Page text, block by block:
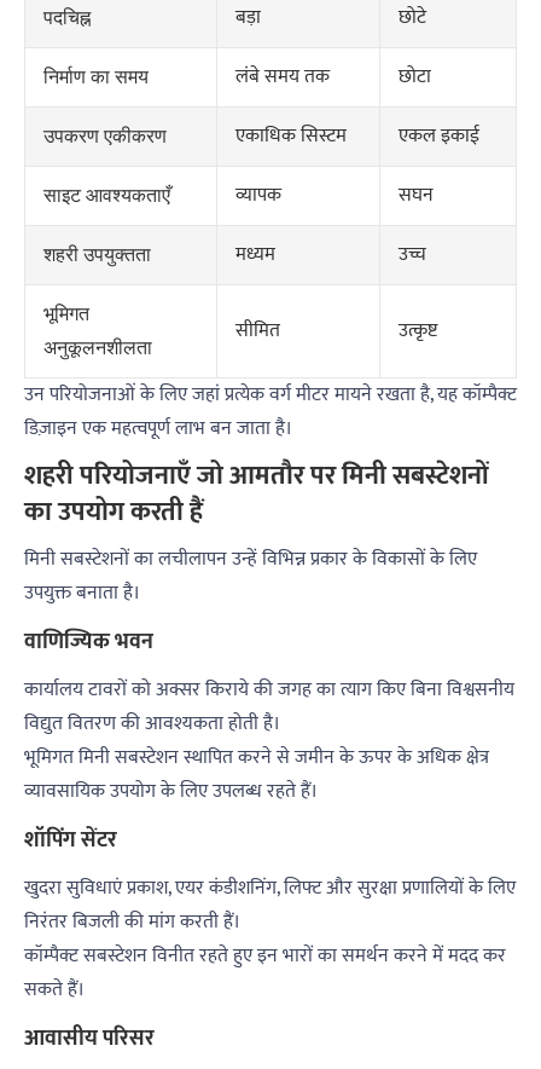
पदचिह्न बड़ा छोटे
निर्माण का समय लंबे समय तक छोटा
उपकरण एकीकरण एकाधिक सिस्टम एकल इकाई
साइट आवश्यकताएँ व्यापक सघन
शहरी उपयुक्तता मध्यम उच्च
भूमिगत
अनुकूलनशीलता
सीमित
उत्कृष्ट
उन परियोजनाओं के लिए जहां प्रत्येक वर्ग मीटर मायने रखता है, यह कॉम्पैक्ट
डिज़ाइन एक महत्वपूर्ण लाभ बन जाता है।
शहरी परियोजनाएँ जो आमतौर पर मिनी सबस्टेशनों
का उपयोग करती हैं
मिनी सबस्टेशनों का लचीलापन उन्हें विभिन्न प्रकार के विकासों के लिए
उपयुक्त बनाता है।
वाणिज्यिक भवन
कार्यालय टावरों को अक्सर किराये की जगह का त्याग किए बिना विश्वसनीय
विद्युत वितरण की आवश्यकता होती है।
भूमिगत मिनी सबस्टेशन स्थापित करने से जमीन के ऊपर के अधिक क्षेत्र
व्यावसायिक उपयोग के लिए उपलब्ध रहते हैं।
शॉपिंग सेंटर
खुदरा सुविधाएं प्रकाश, एयर कंडीशनिंग, लिफ्ट और सुरक्षा प्रणालियों के लिए
निरंतर बिजली की मांग करती हैं।
कॉम्पैक्ट सबस्टेशन विनीत रहते हुए इन भारों का समर्थन करने में मदद कर
सकते हैं।
आवासीय परिसर